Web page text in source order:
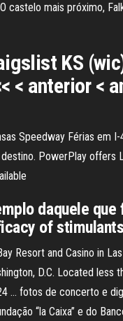
mais próximo,
KS
< anterior <
Speedway Férias em
PowerPlay offers
daquele
of
Resort and Casino in
D.C. Located less
… fotos de concerto e
“la Caixa” e do